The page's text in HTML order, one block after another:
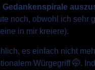
noch, obwohl ich sehr
in mir kreiere).
es einfach nicht
Würgegriff 🤭.